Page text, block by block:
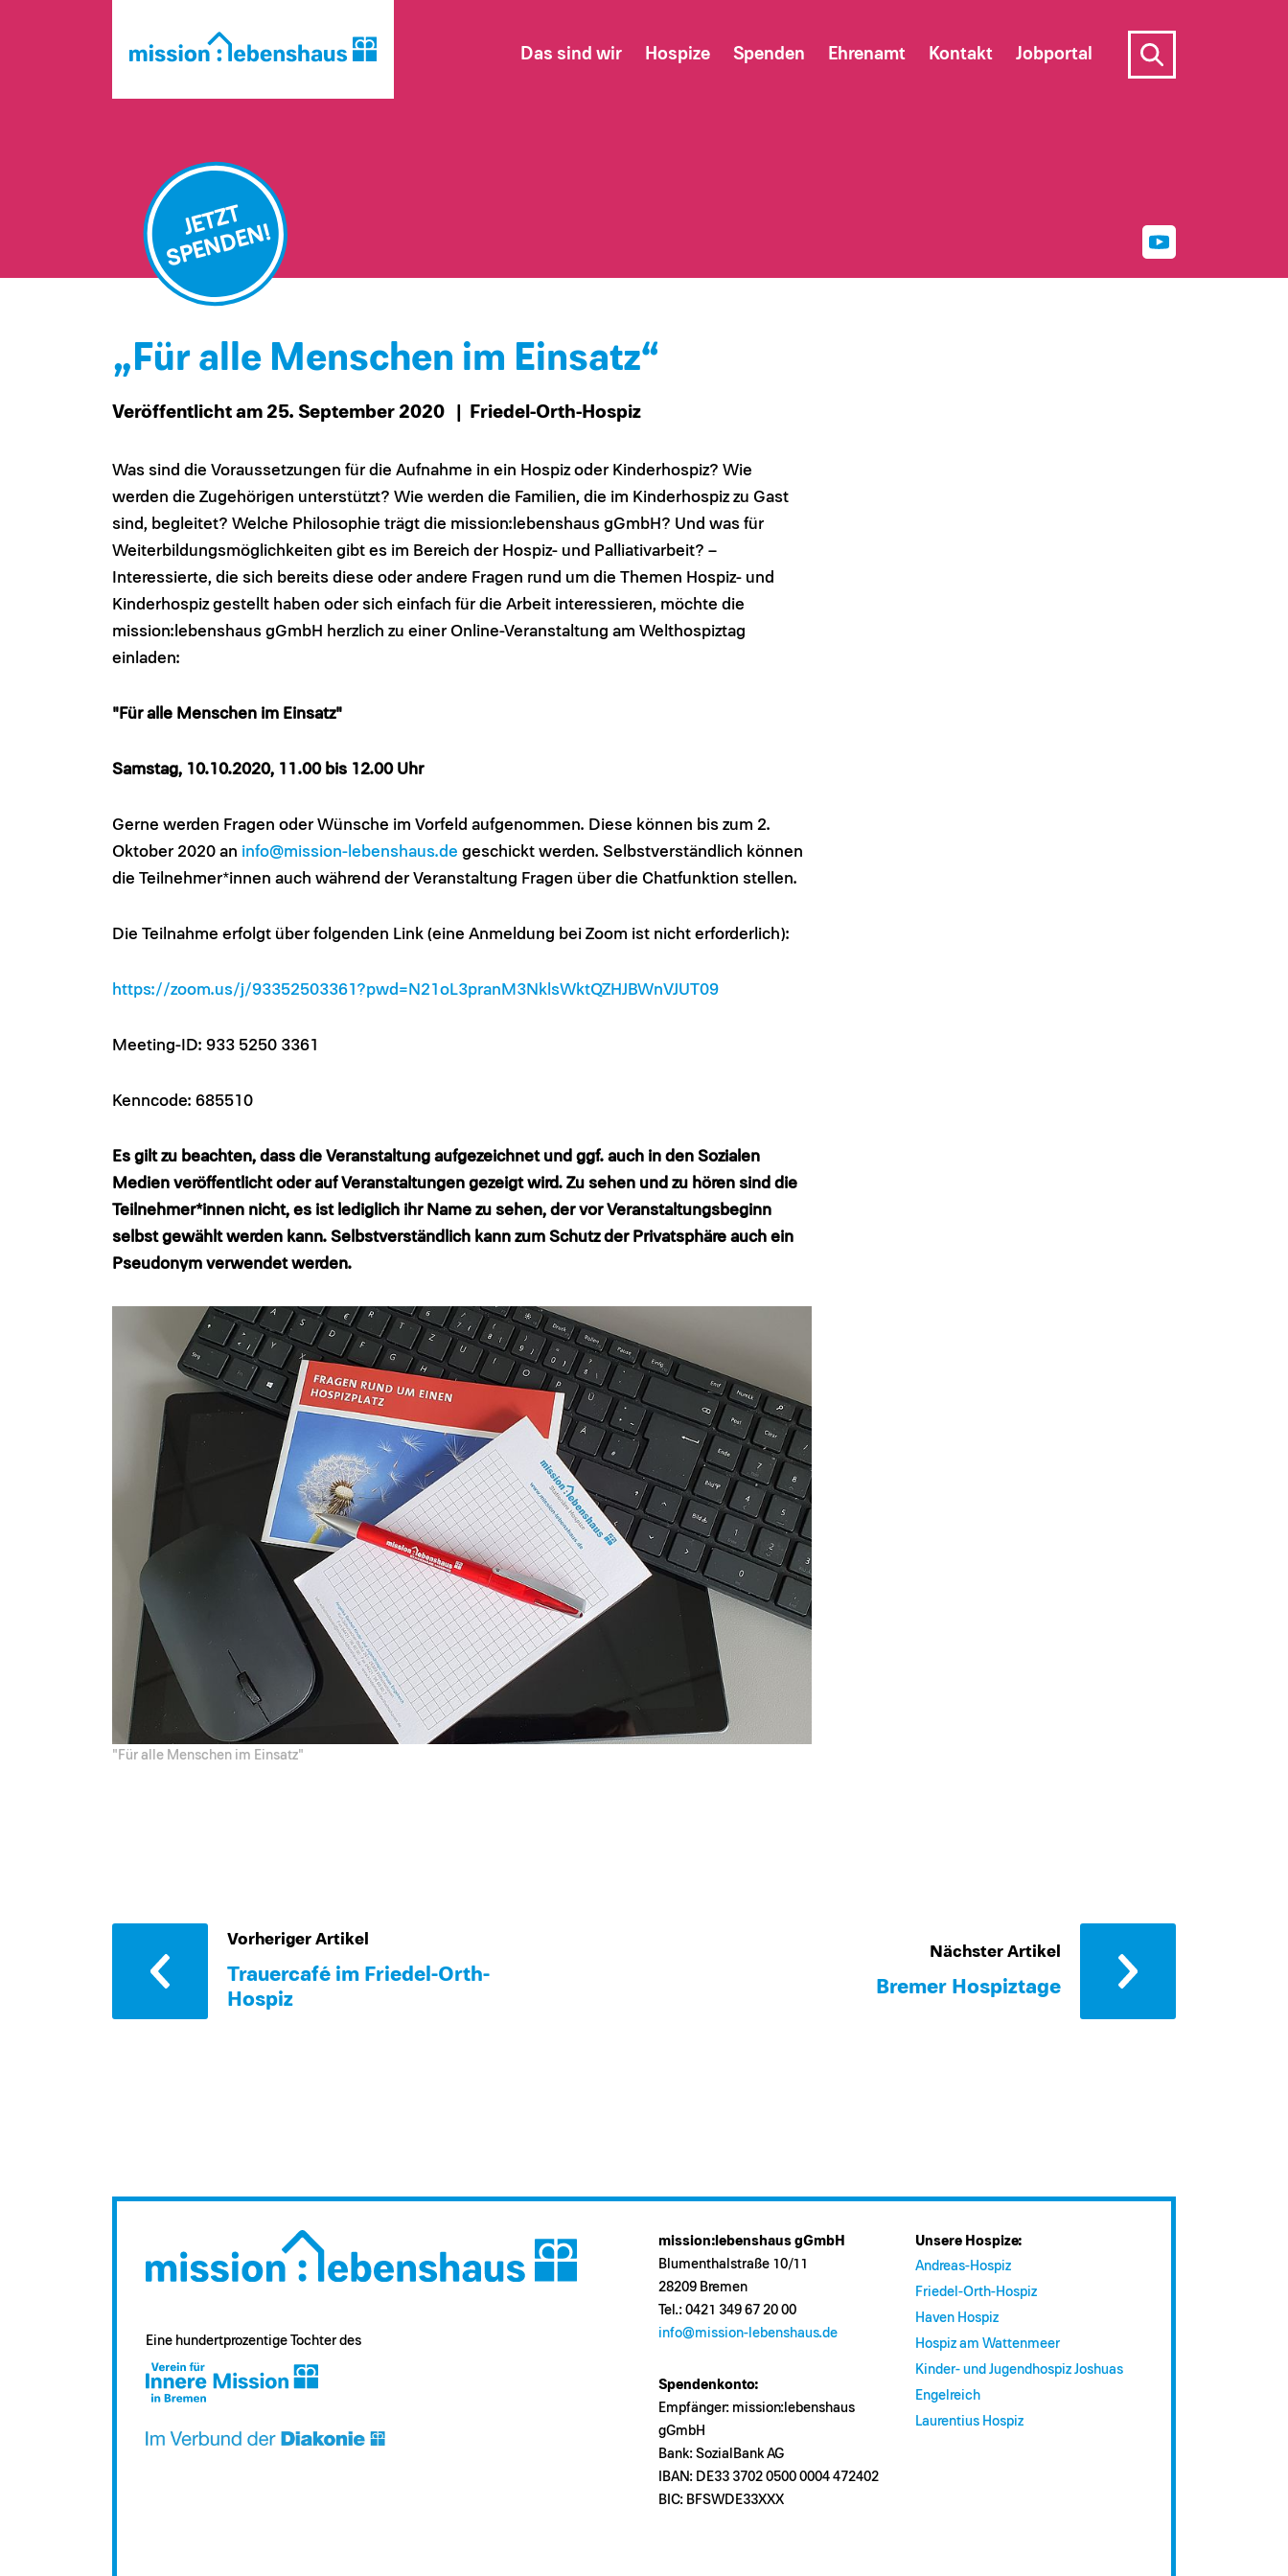
JETZT
SPENDEN!
„Für alle Menschen im Einsatz“
Veröffentlicht am 25. September 2020 | Friedel-Orth-Hospiz
Was sind die Voraussetzungen für die Aufnahme in ein Hospiz oder Kinderhospiz? Wie
werden die Zugehörigen unterstützt? Wie werden die Familien, die im Kinderhospiz zu Gast
sind, begleitet? Welche Philosophie trägt die mission:lebenshaus gGmbH? Und was für
Weiterbildungsmöglichkeiten gibt es im Bereich der Hospiz- und Palliativarbeit? –
Interessierte, die sich bereits diese oder andere Fragen rund um die Themen Hospiz- und
Kinderhospiz gestellt haben oder sich einfach für die Arbeit interessieren, möchte die
mission:lebenshaus gGmbH herzlich zu einer Online-Veranstaltung am Welthospiztag
einladen:
"Für alle Menschen im Einsatz"
Samstag, 10.10.2020, 11.00 bis 12.00 Uhr
Gerne werden Fragen oder Wünsche im Vorfeld aufgenommen. Diese können bis zum 2.
Oktober 2020 an info@mission-lebenshaus.de geschickt werden. Selbstverständlich können
die Teilnehmer*innen auch während der Veranstaltung Fragen über die Chatfunktion stellen.
Die Teilnahme erfolgt über folgenden Link (eine Anmeldung bei Zoom ist nicht erforderlich):
https://zoom.us/j/93352503361?pwd=N21oL3pranM3NklsWktQZHJBWnVJUT09
Meeting-ID: 933 5250 3361
Kenncode: 685510
Es gilt zu beachten, dass die Veranstaltung aufgezeichnet und ggf. auch in den Sozialen
Medien veröffentlicht oder auf Veranstaltungen gezeigt wird. Zu sehen und zu hören sind die
Teilnehmer*innen nicht, es ist lediglich ihr Name zu sehen, der vor Veranstaltungsbeginn
selbst gewählt werden kann. Selbstverständlich kann zum Schutz der Privatsphäre auch ein
Pseudonym verwendet werden.
"Für alle Menschen im Einsatz"
Vorheriger Artikel
Trauercafé im Friedel-Orth-
Hospiz
Nächster Artikel
Bremer Hospiztage
Eine hundertprozentige Tochter des
mission:lebenshaus gGmbH
Blumenthalstraße 10/11
28209 Bremen
Tel.: 0421 349 67 20 00
info@mission-lebenshaus.de
Spendenkonto:
Empfänger: mission:lebenshaus
gGmbH
Bank: SozialBank AG
IBAN: DE33 3702 0500 0004 472402
BIC: BFSWDE33XXX
Unsere Hospize:
Andreas-Hospiz
Friedel-Orth-Hospiz
Haven Hospiz
Hospiz am Wattenmeer
Kinder- und Jugendhospiz Joshuas
Engelreich
Laurentius Hospiz
Das sind wir Hospize Spenden Ehrenamt Kontakt Jobportal